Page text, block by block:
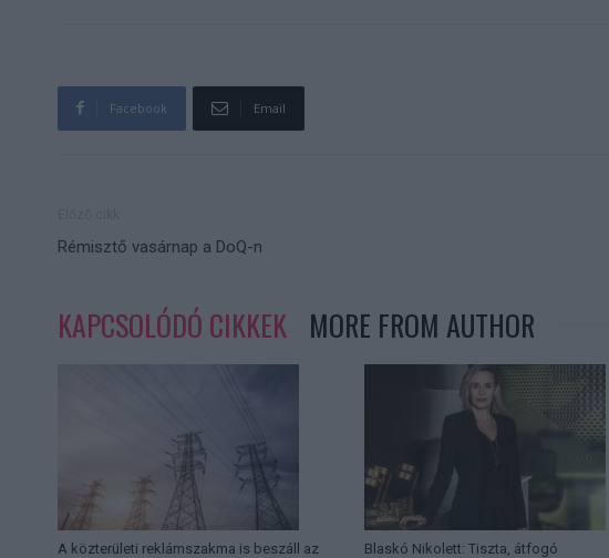
Facebook Email
Rémisztő vasárnap a DoQ-n
KAPCSOLÓDÓ CIKKEK MORE FROM AUTHOR
A közterületi reklámszakma is beszáll az
Blaskó Nikolett: Tiszta, átfogó